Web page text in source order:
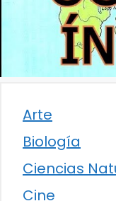
Arte
Biología
Ciencias
Cine